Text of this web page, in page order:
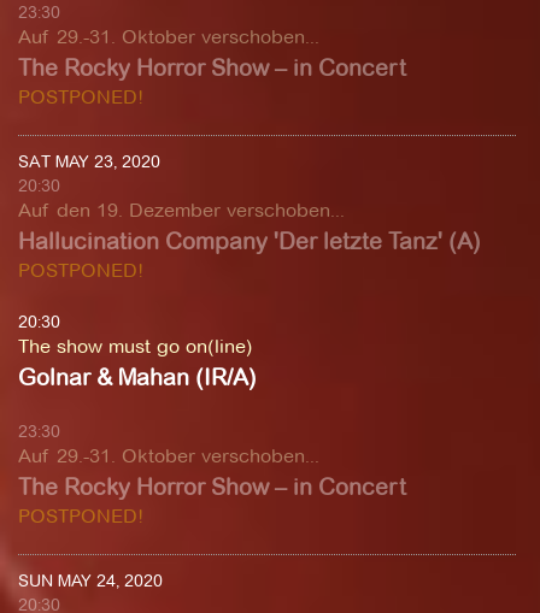
23:30
Auf 29.-31. Oktober verschoben...
The Rocky Horror Show – in Concert
POSTPONED!
SAT MAY 23, 2020
20:30
Auf den 19. Dezember verschoben...
Hallucination Company 'Der letzte Tanz' (A)
POSTPONED!
20:30
The show must go on(line)
Golnar & Mahan (IR/A)
23:30
Auf 29.-31. Oktober verschoben...
The Rocky Horror Show – in Concert
POSTPONED!
SUN MAY 24, 2020
20:30